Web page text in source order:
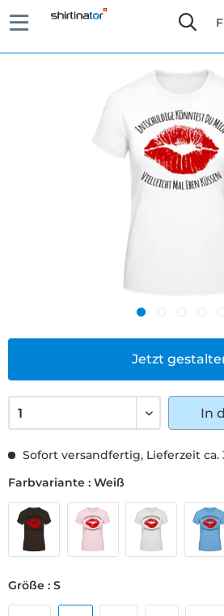
Jetzt
Sofort versandfertig, Lieferzeit ca.
Farbvariante : Weiß
Größe : S
In